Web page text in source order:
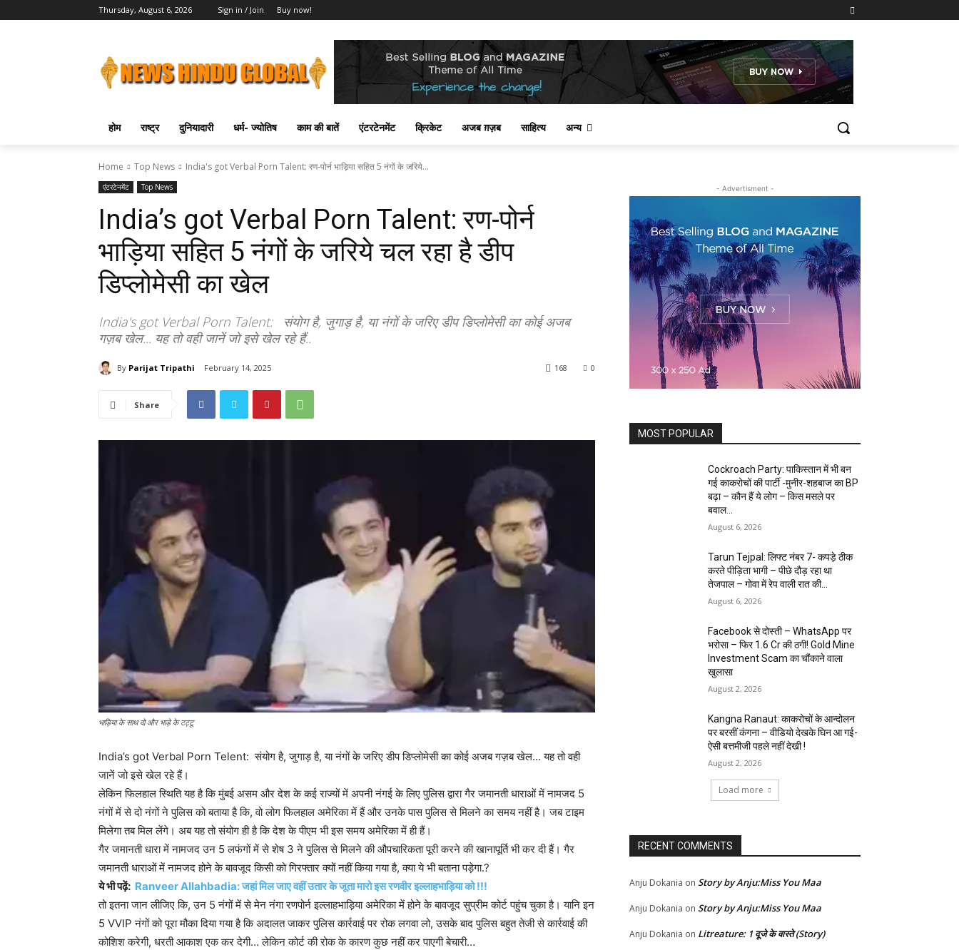
Thursday, August 6, 2026 Sign in / Join Buy now!
होम राष्ट्र दुनियादारी धर्म- ज्योतिष काम की बातें एंटरटेनमेंट क्रिकेट अजब ग़ज़ब साहित्य अन्य
Home Top News India's got Verbal Porn Talent: रण-पोर्न भाड़िया सहित 5 नंगों के जरिये...
एंटरटेनमेंट Top News
India’s got Verbal Porn Talent: रण-पोर्न
भाड़िया सहित 5 नंगों के जरिये चल रहा है डीप
डिप्लोमेसी का खेल
India's got Verbal Porn Talent: संयोग है, जुगाड़ है, या नंगों के जरिए डीप डिप्लोमेसी का कोई अजब
गज़ब खेल... यह तो वही जानें जो इसे खेल रहे हैं..
By Parijat Tripathi February 14, 2025 0
168
Share
भाड़िया के साथ दो और भाड़े के टट्टू
India’s got Verbal Porn Telent: संयोग है, जुगाड़ है, या नंगों के जरिए डीप डिप्लोमेसी का कोई अजब गज़ब खेल… यह तो वही
जानें जो इसे खेल रहे हैं।
लेकिन फिलहाल स्थिति यह है कि मुंबई असम और देश के कई राज्यों में अपनी नंगई के लिए पुलिस द्वारा गैर जमानती धाराओं में नामजद 5
नंगों में से दो नंगों ने पुलिस को बताया है कि, वो लोग फिलहाल अमेरिका में हैं और उनके पास पुलिस से मिलने का समय नहीं है। जब टाइम
मिलेगा तब मिल लेंगे। अब यह तो संयोग ही है कि देश के पीएम भी इस समय अमेरिका में ही हैं।
गैर जमानती धारा में नामजद उन 5 लफंगों में से शेष 3 ने पुलिस से मिलने की औपचारिकता पूरी करने की खानापूर्ति भी कर दी हैं। गैर
जमानती धाराओं में नामजद होने के बावजूद किसी को गिरफ्तार क्यों नहीं किया गया है, क्या ये भी बताना पड़ेगा.?
ये भी पढ़ें: Ranveer Allahbadia: जहां मिल जाए वहीं उतार के जूता मारो इस रणवीर इल्लाहभाड़िया को !!!
तो इतना जान लीजिए कि, उन 5 नंगों में से मेन नंगा रणपोर्न इल्लाहभाड़िया अमेरिका में होने के बावजूद सुप्रीम कोर्ट पहुंच चुका है। यानि इन
5 VVIP नंगों को पूरा मौका दिया गया है कि अदालत जाकर पुलिस कार्रवाई पर रोक लगवा लो, उसके बाद पुलिस बहुत तेजी से कार्रवाई की
कोशिश करेगी, धरती आकाश एक कर देगी… लेकिन कोर्ट की रोक के कारण कुछ नहीं कर पाएगी बेचारी…
- Advertisment -
MOST POPULAR
Cockroach Party: पाकिस्तान में भी बन
गई काकरोचों की पार्टी -मुनीर-शहबाज का BP
बढ़ा – कौन हैं ये लोग – किस मसले पर
बवाल...
August 6, 2026
Tarun Tejpal: लिफ्ट नंबर 7- कपड़े ठीक
करते पीड़िता भागी – पीछे दौड़ रहा था
तेजपाल – गोवा में रेप वाली रात की...
August 6, 2026
Facebook से दोस्ती – WhatsApp पर
भरोसा – फिर 1.6 Cr की ठगी! Gold Mine
Investment Scam का चौंकाने वाला
खुलासा
August 2, 2026
Kangna Ranaut: काकरोचों के आन्दोलन
पर बरसीं कंगना – वीडियो देखके घिन आ गई-
ऐसी बत्तमीजी पहले नहीं देखी !
August 2, 2026
Load more
RECENT COMMENTS
Anju Dokania on Story by Anju:Miss You Maa
Anju Dokania on Story by Anju:Miss You Maa
Anju Dokania on Litreature: 1 दूजे के वास्ते (Story)